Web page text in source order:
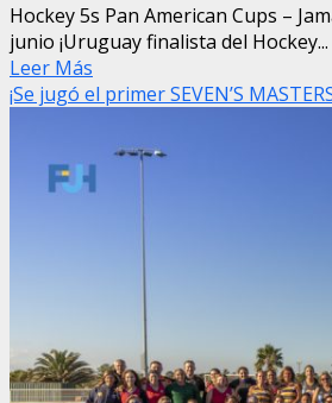
Hockey 5s Pan American Cups –
junio ¡Uruguay finalista del Hockey...
Leer Más
¡Se jugó el primer SEVEN’S